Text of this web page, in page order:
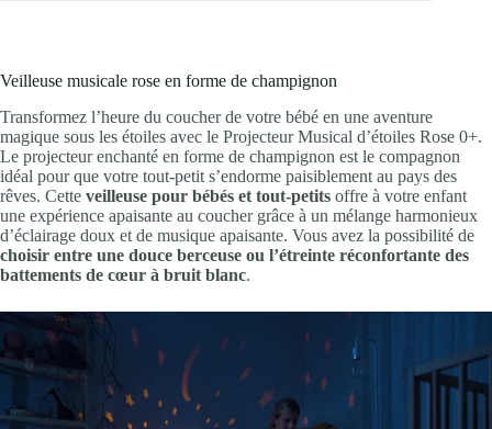
Veilleuse musicale rose en forme de champignon
Transformez l’heure du coucher de votre bébé en une aventure
magique sous les étoiles avec le Projecteur Musical d’étoiles Rose 0+.
Le projecteur enchanté en forme de champignon est le compagnon
idéal pour que votre tout-petit s’endorme paisiblement au pays des
rêves. Cette veilleuse pour bébés et tout-petits offre à votre enfant
une expérience apaisante au coucher grâce à un mélange harmonieux
d’éclairage doux et de musique apaisante. Vous avez la possibilité de
choisir entre une douce berceuse ou l’étreinte réconfortante des
battements de cœur à bruit blanc.